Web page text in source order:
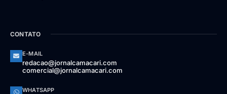
CONTATO
E-MAIL
redacao@jornalcamacari.com
comercial@jornalcamacari.com
WHATSAPP